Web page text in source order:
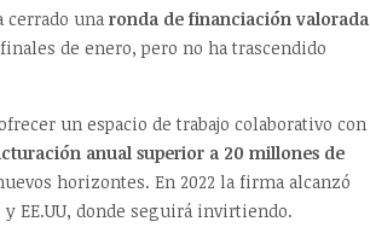
cerrado una ronda de financiación valorada
de enero, pero no ha trascendido
un espacio de trabajo colaborativo con
anual superior a 20 millones de
horizontes. En 2022 la firma alcanzó
EE.UU, donde seguirá invirtiendo.